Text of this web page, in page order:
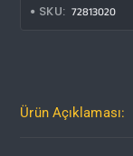
SKU: 72813020
Ürün Açıklaması: